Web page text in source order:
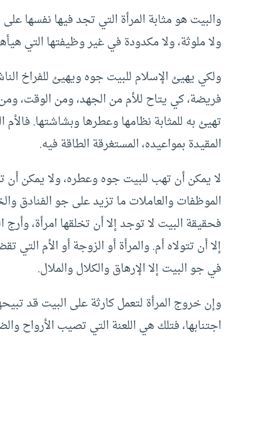
والبيت هو مثابة المرأة التي تجد فيها نفسها
ولا ملوثة، ولا مكدودة في غير وظيفتها التي
ولكي يهيئ الإسلام للبيت جوه ويهيئ للفراخ
فريضة، كي يتاح للأم من الجهد، ومن الوقت،
تهيئ به للمثابة نظامها وعطرها وبشاشتها.
المقيدة بمواعيده، المستغرقة الطاقة فيه.
لا يمكن أن تهب للبيت جوه وعطره، ولا يمكن أن
الموظفات والعاملات ما تزيد على جو الفنادق
فحقيقة البيت لا توجد إلا أن تخلقها امرأة،
إلا أن تتولاه أم. والمرأة أو الزوجة أو الأم
في جو البيت إلا الإرهاق والكلال والملال.
وإن خروج المرأة لتعمل كارثة على البيت قد
اجتنابها، فتلك هي اللعنة التي تصيب الأرواح